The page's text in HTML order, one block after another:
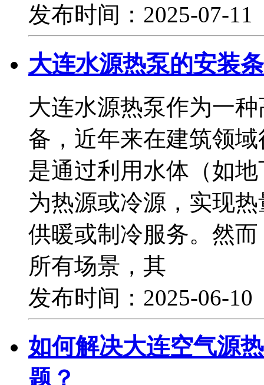
发布时间：2025-07-
大连水源热泵的安装
大连水源热泵作为一
备，近年来在建筑领
是通过利用水体（如
为热源或冷源，实现
供暖或制冷服务。然
所有场景，其
发布时间：2025-06-
如何解决大连空气源
题？